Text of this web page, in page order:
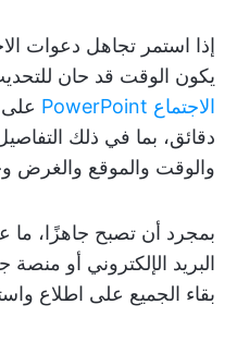
إذا استمر تجاهل دعوات
يكون الوقت قد حان
الاجتماع PowerPoint
على
دقائق، بما في ذلك
والوقت والموقع والغرض
بمجرد أن تصبح جاهزًا، ما
البريد الإلكتروني أو
بقاء الجميع على اطلاع